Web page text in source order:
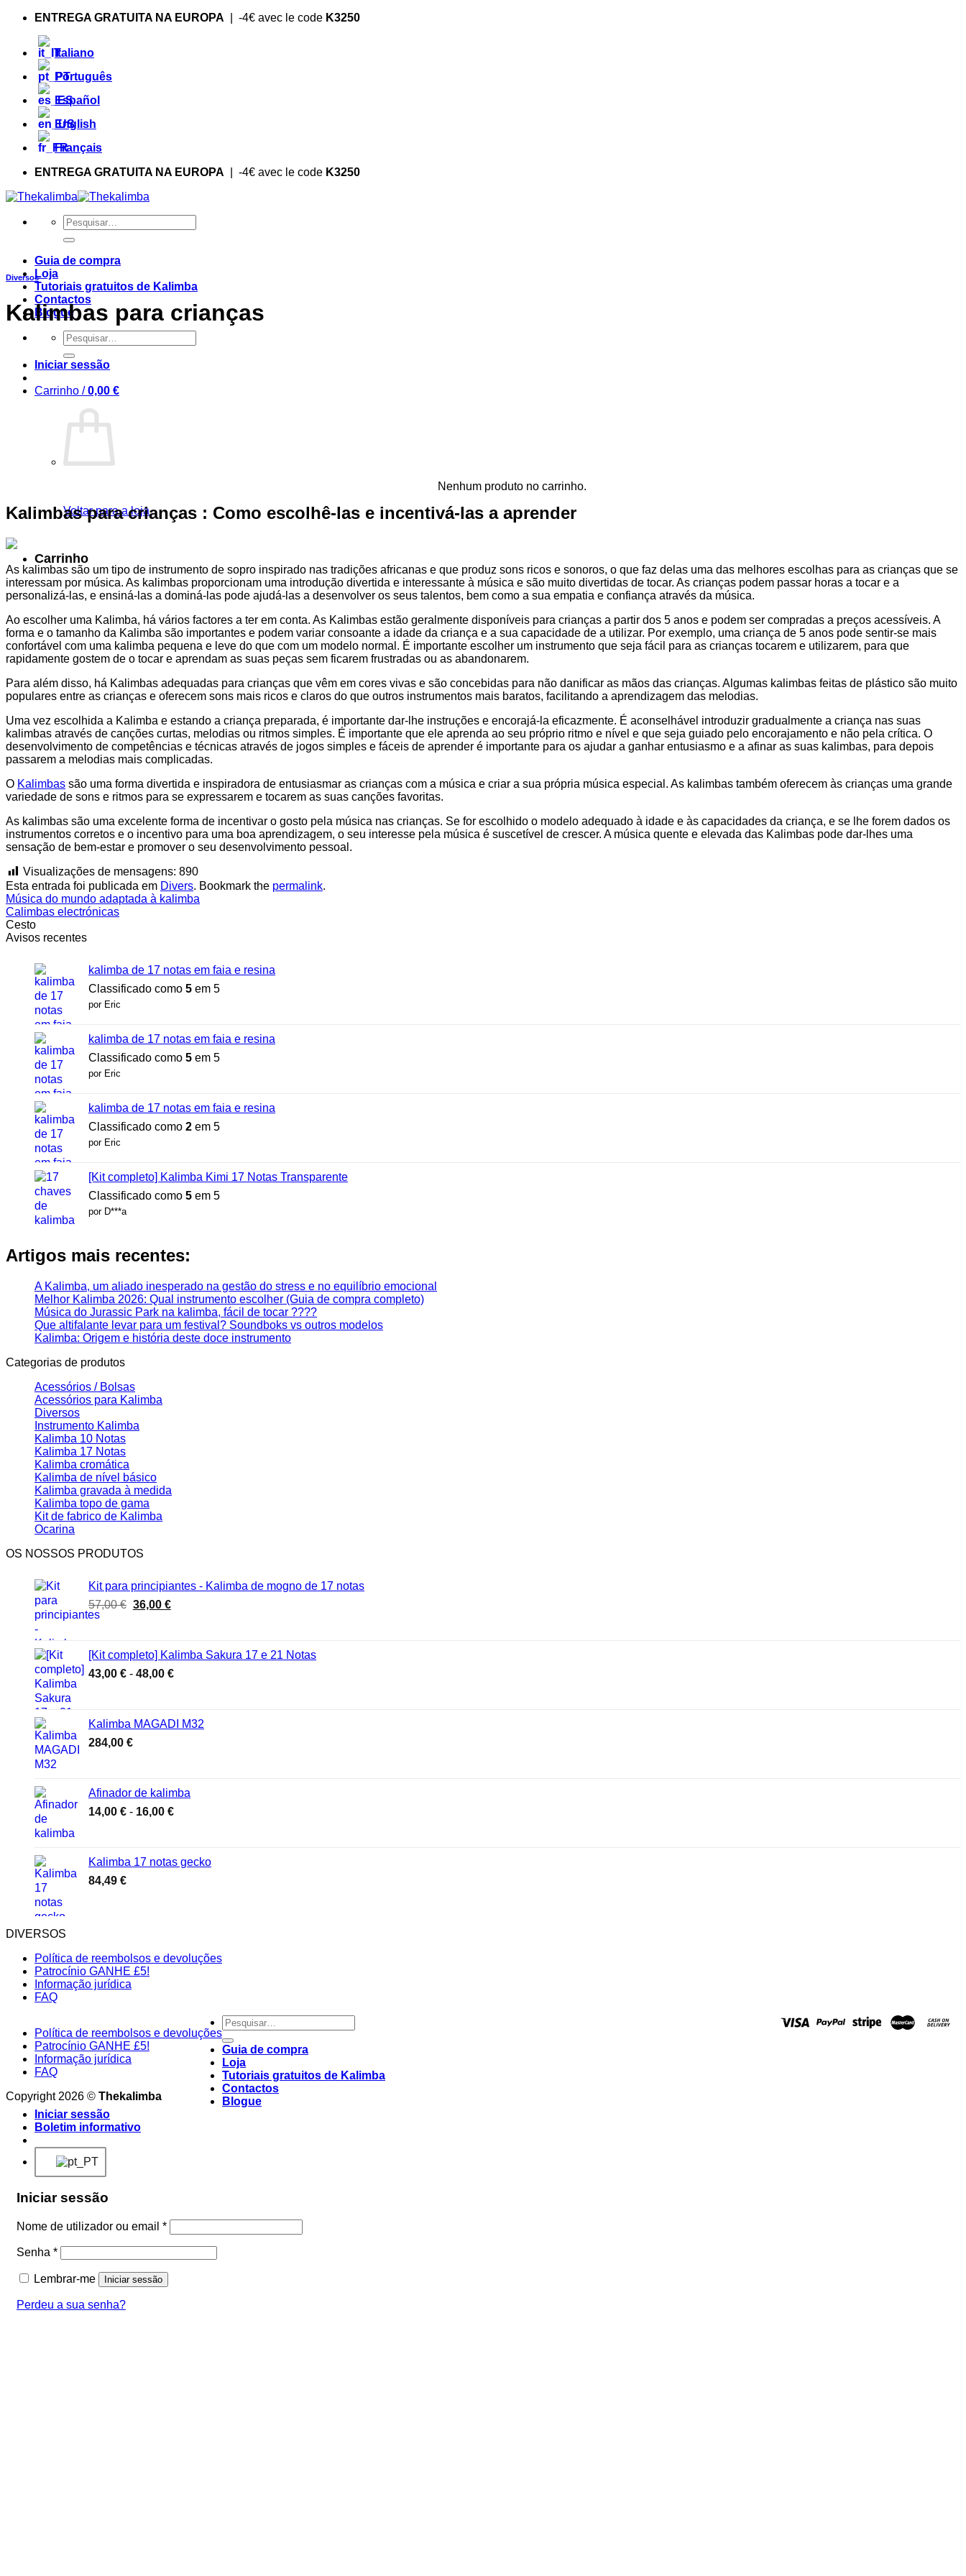
Saltar
conteúdo
ENTREGA GRATUITA NA EUROPA | -4€ avec le code K3250
Italiano
Português
Español
English
Français
ENTREGA GRATUITA NA EUROPA | -4€ avec le code K3250
Procurar
por:
Guia de compra
Loja
Tutoriais gratuitos de Kalimba
Contactos
Blogue
Procurar
por:
Iniciar sessão
Carrinho /0,00 €
Nenhum produto no carrinho.
Voltar para a loja
Carrinho
Diversos
Kalimbas para crianças
Kalimbas para crianças : Como escolhê-las e incentivá-las a aprender
As kalimbas são um tipo de instrumento de sopro inspirado nas tradições africanas e que produz sons ricos e sonoros, o que faz delas uma das melhores escolhas para as crianças que se
interessam por música. As kalimbas proporcionam uma introdução divertida e interessante à música e são muito divertidas de tocar. As crianças podem passar horas a tocar e a
personalizá-las, e ensiná-las a dominá-las pode ajudá-las a desenvolver os seus talentos, bem como a sua empatia e confiança através da música.
Ao escolher uma Kalimba, há vários factores a ter em conta. As Kalimbas estão geralmente disponíveis para crianças a partir dos 5 anos e podem ser compradas a preços acessíveis. A
forma e o tamanho da Kalimba são importantes e podem variar consoante a idade da criança e a sua capacidade de a utilizar. Por exemplo, uma criança de 5 anos pode sentir-se mais
confortável com uma kalimba pequena e leve do que com um modelo normal. É importante escolher um instrumento que seja fácil para as crianças tocarem e utilizarem, para que
rapidamente gostem de o tocar e aprendam as suas peças sem ficarem frustradas ou as abandonarem.
Para além disso, há Kalimbas adequadas para crianças que vêm em cores vivas e são concebidas para não danificar as mãos das crianças. Algumas kalimbas feitas de plástico são muito
populares entre as crianças e oferecem sons mais ricos e claros do que outros instrumentos mais baratos, facilitando a aprendizagem das melodias.
Uma vez escolhida a Kalimba e estando a criança preparada, é importante dar-lhe instruções e encorajá-la eficazmente. É aconselhável introduzir gradualmente a criança nas suas
kalimbas através de canções curtas, melodias ou ritmos simples. É importante que ele aprenda ao seu próprio ritmo e nível e que seja guiado pelo encorajamento e não pela crítica. O
desenvolvimento de competências e técnicas através de jogos simples e fáceis de aprender é importante para os ajudar a ganhar entusiasmo e a afinar as suas kalimbas, para depois
passarem a melodias mais complicadas.
O Kalimbas são uma forma divertida e inspiradora de entusiasmar as crianças com a música e criar a sua própria música especial. As kalimbas também oferecem às crianças uma grande
variedade de sons e ritmos para se expressarem e tocarem as suas canções favoritas.
As kalimbas são uma excelente forma de incentivar o gosto pela música nas crianças. Se for escolhido o modelo adequado à idade e às capacidades da criança, e se lhe forem dados os
instrumentos corretos e o incentivo para uma boa aprendizagem, o seu interesse pela música é suscetível de crescer. A música quente e elevada das Kalimbas pode dar-lhes uma
sensação de bem-estar e promover o seu desenvolvimento pessoal.
Visualizações de mensagens: 890
Esta entrada foi publicada em Divers. Bookmark the permalink.
Música do mundo adaptada à kalimba
Calimbas electrónicas
Cesto
Avisos recentes
kalimba de 17 notas em faia e resina
Classificado como 5 em 5
por Eric
kalimba de 17 notas em faia e resina
Classificado como 5 em 5
por Eric
kalimba de 17 notas em faia e resina
Classificado como 2 em 5
por Eric
[Kit completo] Kalimba Kimi 17 Notas Transparente
Classificado como 5 em 5
por D***a
Artigos mais recentes:
A Kalimba, um aliado inesperado na gestão do stress e no equilíbrio emocional
Melhor Kalimba 2026: Qual instrumento escolher (Guia de compra completo)
Música do Jurassic Park na kalimba, fácil de tocar ????
Que altifalante levar para um festival? Soundboks vs outros modelos
Kalimba: Origem e história deste doce instrumento
Categorias de produtos
Acessórios / Bolsas
Acessórios para Kalimba
Diversos
Instrumento Kalimba
Kalimba 10 Notas
Kalimba 17 Notas
Kalimba cromática
Kalimba de nível básico
Kalimba gravada à medida
Kalimba topo de gama
Kit de fabrico de Kalimba
Ocarina
OS NOSSOS PRODUTOS
Kit para principiantes - Kalimba de mogno de 17 notas
57,00€ O
era:
57,00 €.
36,00 €O
é:
36,00 €.
[Kit completo] Kalimba Sakura 17 e 21 Notas
43,00 € - 48,00 €Gama
43,00 €
a
Kalimba MAGADI M32
284,00 €
Afinador de kalimba
14,00 € - 16,00 €Gama
14,00 €
a
Kalimba 17 notas gecko
84,49 €
DIVERSOS
Política de reembolsos e devoluções
Patrocínio GANHE £5!
Informação jurídica
FAQ
Política de reembolsos e devoluções
Patrocínio GANHE £5!
Informação jurídica
FAQ
Copyright 2026 © Thekalimba
Procurar
por:
Guia de compra
Loja
Tutoriais gratuitos de Kalimba
Contactos
Blogue
Iniciar sessão
Boletim informativo
Iniciar sessão
Nome de utilizador ou email *
Senha *
Lembrar-me Iniciar sessão
Perdeu a sua senha?